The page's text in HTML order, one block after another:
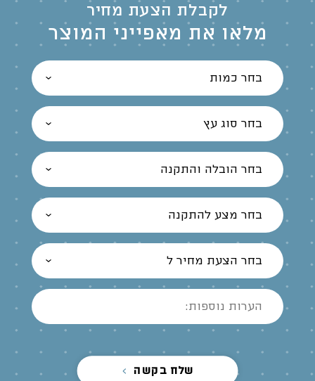
לקבלת הצעת מחיר
מלאו את מאפייני המוצר
בחר כמות
בחר סוג עץ
בחר הובלה והתקנה
בחר מצע להתקנה
בחר הצעת מחיר ל
שלח בקשה